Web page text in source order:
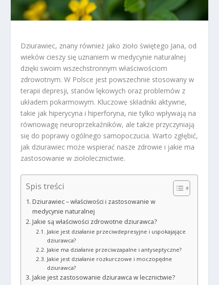
Dziurawiec, znany również jako zioło świętego Jana, od
wieków cieszy się uznaniem w medycynie naturalnej
dzięki swoim wszechstronnym właściwościom
zdrowotnym. W Polsce jest powszechnie stosowany w
terapii depresji, stanów lękowych oraz problemów z
układem pokarmowym. Kluczowe składniki aktywne,
takie jak hiperycyna i hiperforyna, nie tylko wpływają na
równowagę neuroprzekaźników, ale także przyczyniają
się do poprawy ogólnego samopoczucia. Warto zgłębić,
jak dziurawiec może wspierać nasze zdrowie i jakie ma
zastosowanie w ziołolecznictwie.
Spis treści
Dziurawiec – właściwości i zastosowanie w
medycynie naturalnej
Jakie są właściwości zdrowotne dziurawca?
Jakie jest działanie przeciwdepresyjne i uspokajające
dziurawca?
Jakie ma działanie przeciwzapalne i antyseptyczne?
Jakie jest działanie rozkurczowe i moczopędne
dziurawca?
Jakie jest zastosowanie dziurawca w lecznictwie?